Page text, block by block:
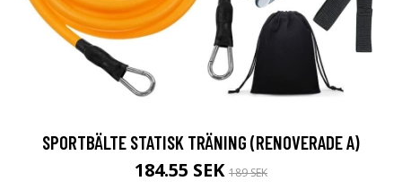
SPORTBÄLTE STATISK TRÄNING (RENOVERADE A)
184.55 SEK 189 SEK